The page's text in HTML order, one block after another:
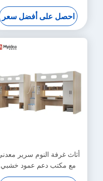
دعم مكتب تخصيص
احصل على أفضل سعر
أثاث غرفة النوم سرير معدني
مع مكتب دعم عمود خشبي
تخصيص